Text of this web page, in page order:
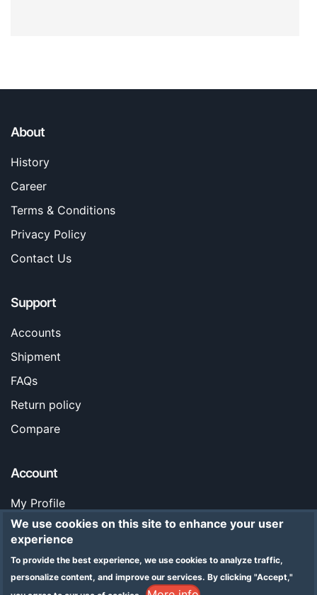
About
History
Career
Terms & Conditions
Privacy Policy
Contact Us
Support
Accounts
Shipment
FAQs
Return policy
Compare
Account
My Profile
Orders
Legal Notice
We use cookies on this site to enhance your user
experience
To provide the best experience, we use cookies to analyze traffic,
personalize content, and improve our services. By clicking "Accept,"